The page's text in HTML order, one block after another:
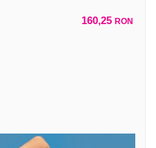
160,25 RON